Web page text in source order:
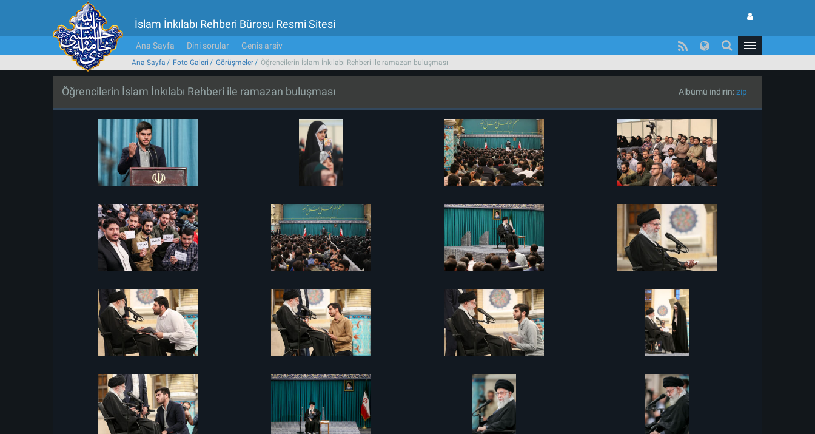
İslam İnkılabı Rehberi Bürosu Resmi Sitesi
Ana Sayfa Dini sorular Geniş arşiv
Ana Sayfa Foto Galeri Görüşmeler Öğrencilerin İslam İnkılabı Rehberi ile ramazan buluşması
Öğrencilerin İslam İnkılabı Rehberi ile ramazan buluşması Albümü indirin:zip